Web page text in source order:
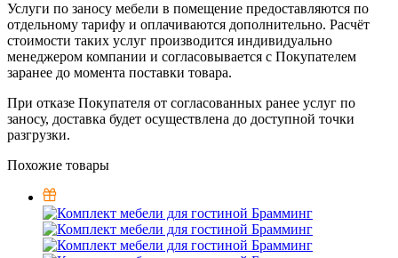
Услуги по заносу мебели в помещение предоставляются по
отдельному тарифу и оплачиваются дополнительно. Расчёт
стоимости таких услуг производится индивидуально
менеджером компании и согласовывается с Покупателем
заранее до момента поставки товара.
При отказе Покупателя от согласованных ранее услуг по
заносу, доставка будет осуществлена до доступной точки
разгрузки.
Похожие товары